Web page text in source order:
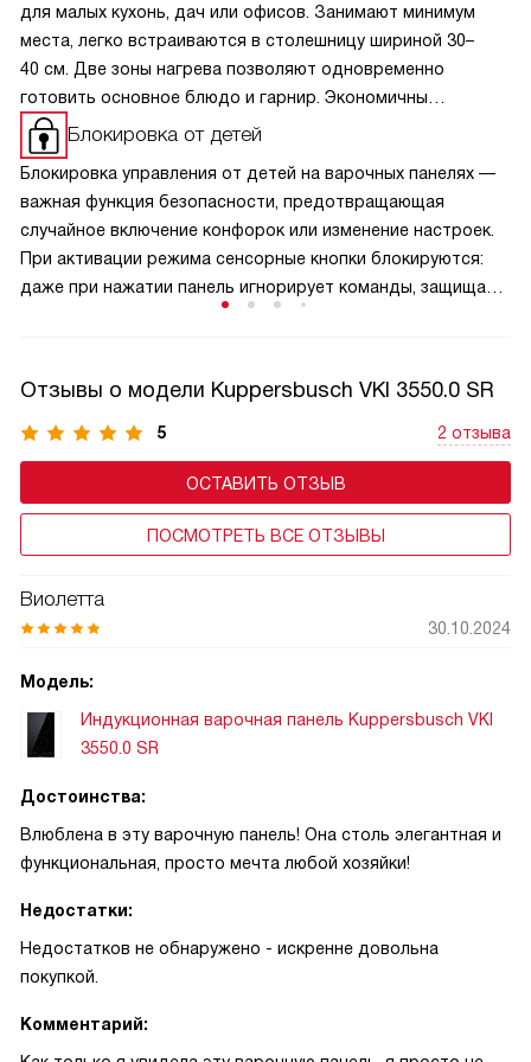
для малых кухонь, дач или офисов. Занимают минимум
места, легко встраиваются в столешницу шириной 30–
40 см. Две зоны нагрева позволяют одновременно
готовить основное блюдо и гарнир. Экономичны
в потреблении энергии, просты в управлении и уходе.
Подходят для одиноких людей, пар или как
дополнительная панель к основной плите. Стильный
дизайн и доступная цена делают их практичным выбором
без компромиссов в функциональности.
Блокировка от детей
Блокировка управления от детей на варочных панелях —
важная функция безопасности, предотвращающая
случайное включение конфорок или изменение настроек.
При активации режима сенсорные кнопки блокируются:
даже при нажатии панель игнорирует команды, защищая
случайную деактивацию. Эта функция особенно актуальна
в семьях с маленькими детьми и добавляет спокойствие
при готовке.
Отзывы о модели Kuppersbusch VKI 3550.0 SR
5 2 отзыва
ОСТАВИТЬ ОТЗЫВ
ПОСМОТРЕТЬ ВСЕ ОТЗЫВЫ
Виолетта
30.10.2024
Модель:
Индукционная варочная панель Kuppersbusch VKI
3550.0 SR
Достоинства:
Влюблена в эту варочную панель! Она столь элегантная и
функциональная, просто мечта любой хозяйки!
Недостатки:
Недостатков не обнаружено - искренне довольна
покупкой.
Комментарий: